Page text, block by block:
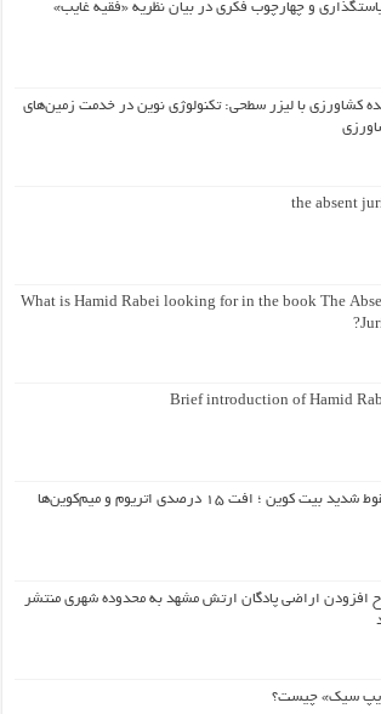
و چهارچوب فکری در بیان نظریه «فقیه غایب»
کشاورزی با لیزر سطحی: تکنولوژی نوین در خدمت زمین‌های
the absent
What is Hamid Rabei looking for in the book The
Brief introduction of Hamid
بیت کوین ؛ افت ۱۵ درصدی اتریوم و میم‌کوین‌ها
افزودن اراضی پادگان ارتش مشهد به محدوده شهری منتشر
سیک» چیست؟